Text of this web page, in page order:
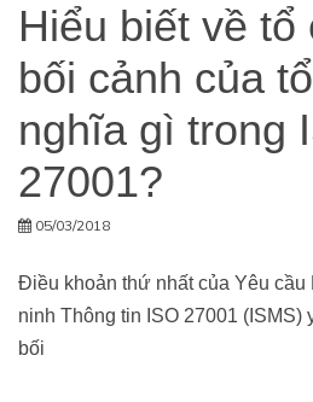
Hiểu biết về
bối cảnh của
nghĩa gì trong
27001?
05/03/2018
Điều khoản thứ nhất của Yêu cầu
ninh Thông tin ISO 27001 (ISMS)
bối